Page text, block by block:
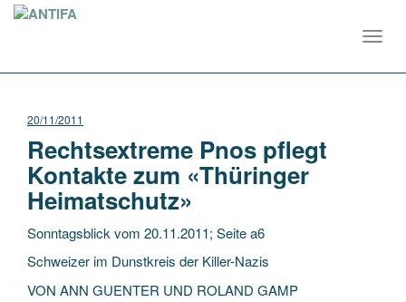
20/11/2011
Rechtsextreme Pnos pflegt
Kontakte zum «Thüringer
Heimatschutz»
Sonntagsblick vom 20.11.2011; Seite a6
Schweizer im Dunstkreis der Killer-Nazis
VON ANN GUENTER UND ROLAND GAMP